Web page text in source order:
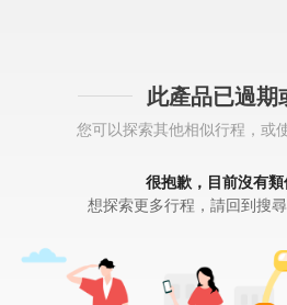
此產品已過期
您可以探索其他相似行程，或
很抱歉，目前沒有
想探索更多行程，請回到搜